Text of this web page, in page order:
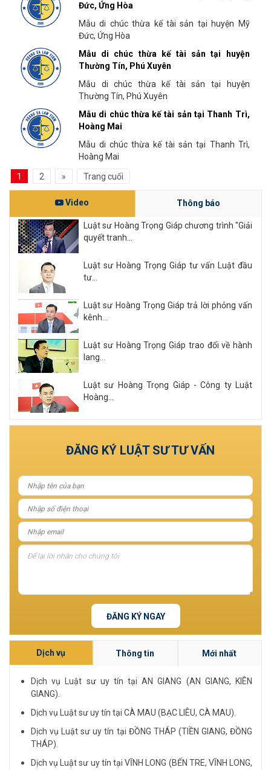
Đức, Ứng Hòa
Mẫu di chúc thừa kế tài sản tại huyện Mỹ
Đức, Ứng Hòa
Mẫu di chúc thừa kế tài sản tại huyện
Thường Tín, Phú Xuyên
Mẫu di chúc thừa kế tài sản tại huyện
Thường Tín, Phú Xuyên
Mẫu di chúc thừa kế tài sản tại Thanh Trì,
Hoàng Mai
Mẫu di chúc thừa kế tài sản tại Thanh Trì,
Hoàng Mai
1 2 » Trang cuối
Video Thông báo
Luật sư Hoàng Trọng Giáp chương trình "Giải
quyết tranh...
Luật sư Hoàng Trọng Giáp tư vấn Luật đầu
tư...
Luật sư Hoàng Trọng Giáp trả lời phỏng vấn
kênh...
Luật sư Hoàng Trọng Giáp trao đổi về hành
lang...
Luật sư Hoàng Trọng Giáp - Công ty Luật
Hoàng...
Xem tất cả
ĐĂNG KÝ LUẬT SƯ TƯ VẤN
ĐĂNG KÝ NGAY
Dịch vụ Thông tin Mới nhất
Dịch vụ Luật sư uy tín tại AN GIANG (AN GIANG, KIÊN
GIANG).
Dịch vụ Luật sư uy tín tại CÀ MAU (BẠC LIÊU, CÀ MAU).
Dịch vụ Luật sư uy tín tại ĐỒNG THÁP (TIỀN GIANG, ĐỒNG
THÁP).
Dịch vụ Luật sư uy tín tại VĨNH LONG (BẾN TRE, VĨNH LONG,